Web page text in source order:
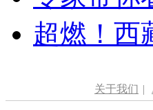
超燃！西
关于我们 |